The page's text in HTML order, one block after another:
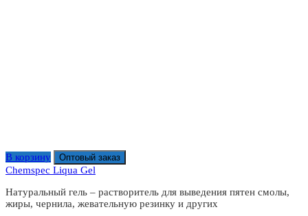
В корзину Оптовый заказ
Chemspec Liqua Gel
Натуральный гель – растворитель для выведения пятен смолы,
жиры, чернила, жевательную резинку и других